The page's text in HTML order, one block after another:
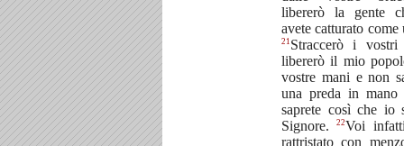
libererò la gente
avete catturato come
21 Straccerò i
libererò il mio
vostre mani e non
una preda in mano
saprete così che io
Signore.22Voi
rattristato con